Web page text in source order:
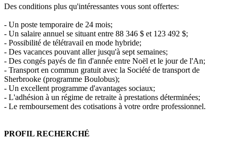
Des conditions plus qu'intéressantes vous sont offertes:
- Un poste temporaire de 24 mois;
- Un salaire annuel se situant entre 88 346 $ et 123 492 $;
- Possibilité de télétravail en mode hybride;
- Des vacances pouvant aller jusqu'à sept semaines;
- Des congés payés de fin d'année entre Noël et le jour de l'An;
- Transport en commun gratuit avec la Société de transport de
Sherbrooke (programme Boulobus);
- Un excellent programme d'avantages sociaux;
- L'adhésion à un régime de retraite à prestations déterminées;
- Le remboursement des cotisations à votre ordre professionnel.
PROFIL RECHERCHÉ